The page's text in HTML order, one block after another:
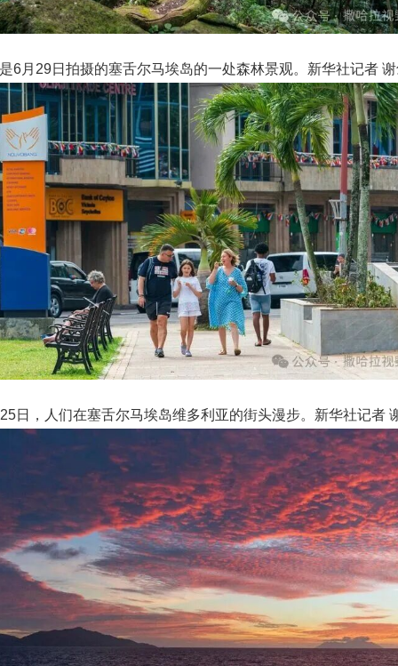
6月29日拍摄的塞舌尔马埃岛的一处森林景观。新华社记者
日，人们在塞舌尔马埃岛维多利亚的街头漫步。新华社记者